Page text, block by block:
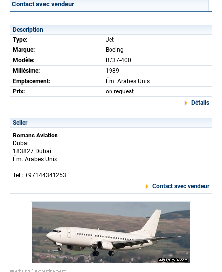
Contact avec vendeur
Description
Type:
Jet
Marque:
Boeing
Modèle:
B737-400
Millésime:
1989
Emplacement:
Ém. Arabes Unis
Prix:
on request
Détails
Seller
Romans Aviation
Dubai
183827 Dubai
Ém. Arabes Unis
Tel.: +97144341253
Contact avec vendeur